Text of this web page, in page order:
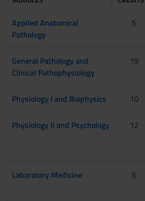
Applied Anatomical
Pathology
5
General Pathology and
Clinical Pathophysiology
19
Physiology I and Biophysics 10
Physiology II and Psychology 12
Laboratory Medicine 5